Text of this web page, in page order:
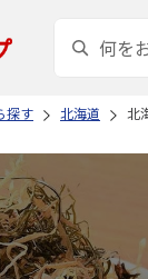
探す 北海道 北